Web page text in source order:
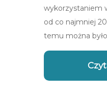
wykorzystaniem
od co najmniej
temu można